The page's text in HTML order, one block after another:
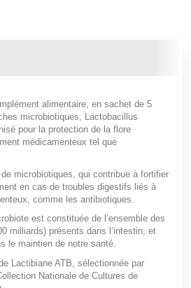
alimentaire, en sachet de 5
microbiotiques, Lactobacillus
pour la protection de la flore
médicamenteux tel que
de microbiotiques, qui contribue à fortifier
en cas de troubles digestifs liés à
, comme les antibiotiques.
est constituée de l’ensemble des
milliards) présents dans l’intestin, et
le maintien de notre santé.
Lactibiane ATB , sélectionnée par
Nationale de Cultures de